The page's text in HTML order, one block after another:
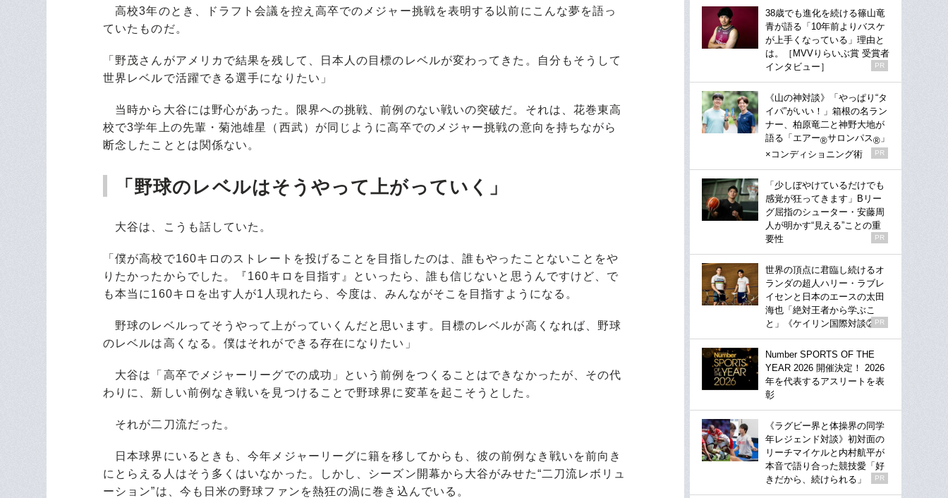
高校3年のとき、ドラフト会議を控え高卒でのメジャー挑戦を表明する以前にこんな夢を語っ
ていたものだ。
「野茂さんがアメリカで結果を残して、日本人の目標のレベルが変わってきた。自分もそうして
世界レベルで活躍できる選手になりたい」
当時から大谷には野心があった。限界への挑戦、前例のない戦いの突破だ。それは、花巻東高
校で3学年上の先輩・菊池雄星（西武）が同じように高卒でのメジャー挑戦の意向を持ちながら
断念したこととは関係ない。
「野球のレベルはそうやって上がっていく」
大谷は、こうも話していた。
「僕が高校で160キロのストレートを投げることを目指したのは、誰もやったことないことをや
りたかったからでした。『160キロを目指す』といったら、誰も信じないと思うんですけど、で
も本当に160キロを出す人が1人現れたら、今度は、みんながそこを目指すようになる。
野球のレベルってそうやって上がっていくんだと思います。目標のレベルが高くなれば、野球
のレベルは高くなる。僕はそれができる存在になりたい」
大谷は「高卒でメジャーリーグでの成功」という前例をつくることはできなかったが、その代
わりに、新しい前例なき戦いを見つけることで野球界に変革を起こそうとした。
それが二刀流だった。
日本球界にいるときも、今年メジャーリーグに籍を移してからも、彼の前例なき戦いを前向き
にとらえる人はそう多くはいなかった。しかし、シーズン開幕から大谷がみせた“二刀流レボリュ
ーション”は、今も日米の野球ファンを熱狂の渦に巻き込んでいる。
38歳でも進化を続ける篠山竜
青が語る「10年前よりバスケ
が上手くなっている」理由と
は。［MVVりらいぶ賞 受賞者
インタビュー］
PR
《山の神対談》「やっぱり“タ
イパ”がいい！」箱根の名ラン
ナー、柏原竜二と神野大地が
語る「エアー®サロンパス® 」
×コンディショニング術
PR
「少しぼやけているだけでも
感覚が狂ってきます」Bリー
グ屈指のシューター・安藤周
人が明かす“見える”ことの重
要性
PR
世界の頂点に君臨し続けるオ
ランダの超人ハリー・ラブレ
イセンと日本のエースの太田
海也「絶対王者から学ぶこ
と」《ケイリン国際対談②》
PR
Number SPORTS OF THE
YEAR 2026 開催決定！ 2026
年を代表するアスリートを表
彰
《ラグビー界と体操界の同学
年レジェンド対談》初対面の
リーチマイケルと内村航平が
本音で語り合った競技愛「好
きだから、続けられる」
PR